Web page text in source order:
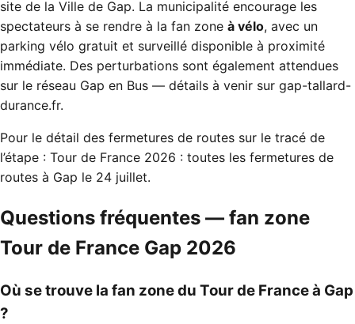
site de la Ville de Gap. La municipalité encourage les
spectateurs à se rendre à la fan zone à vélo, avec un
parking vélo gratuit et surveillé disponible à proximité
immédiate. Des perturbations sont également attendues
sur le réseau Gap en Bus — détails à venir sur gap-tallard-
durance.fr.
Pour le détail des fermetures de routes sur le tracé de
l’étape : Tour de France 2026 : toutes les fermetures de
routes à Gap le 24 juillet.
Questions fréquentes — fan zone
Tour de France Gap 2026
Où se trouve la fan zone du Tour de France à Gap
?